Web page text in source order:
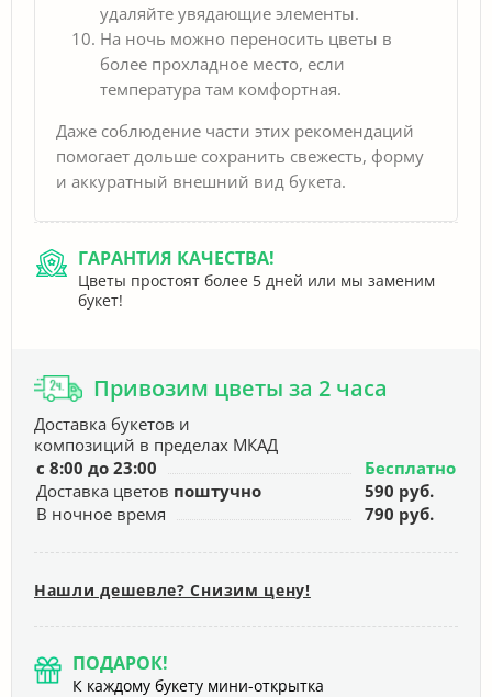
удаляйте увядающие элементы.
На ночь можно переносить цветы в
более прохладное место, если
температура там комфортная.
Даже соблюдение части этих рекомендаций
помогает дольше сохранить свежесть, форму
и аккуратный внешний вид букета.
ГАРАНТИЯ КАЧЕСТВА!
Цветы простоят более 5 дней или мы заменим
букет!
Привозим цветы за 2 часа
Доставка букетов и
композиций в пределах МКАД
с 8:00 до 23:00
Бесплатно
Доставка цветов поштучно
590 руб.
В ночное время
790 руб.
Нашли дешевле? Снизим цену!
ПОДАРОК!
К каждому букету мини-открытка